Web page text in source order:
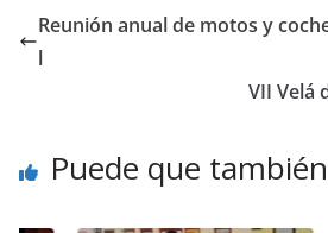
Reunión anual de motos y
l
VII Velá
Puede que